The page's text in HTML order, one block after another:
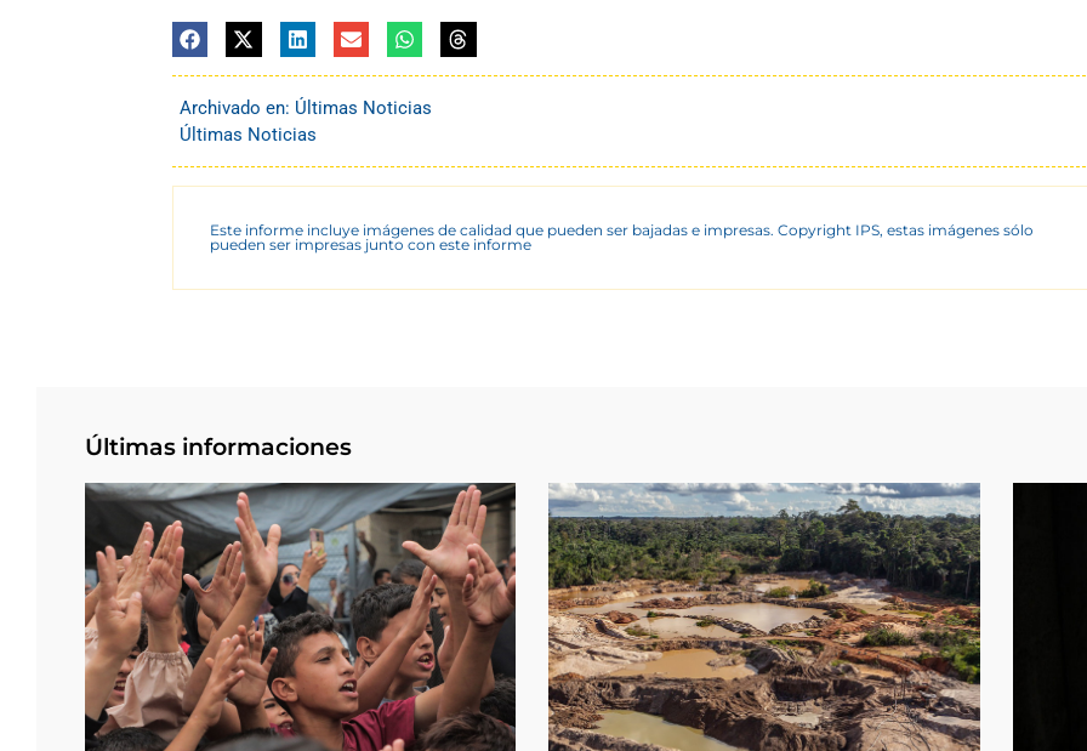
Archivado en: Últimas Noticias
Últimas Noticias
Este informe incluye imágenes de calidad que pueden ser bajadas e impresas. Copyright IPS, estas imágenes sólo
pueden ser impresas junto con este informe
Últimas informaciones